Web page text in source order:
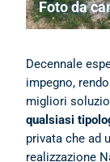
Foto da
Photogallery
Decennale
impegno,
migliori
qualsiasi
privata che ad
realizzazione